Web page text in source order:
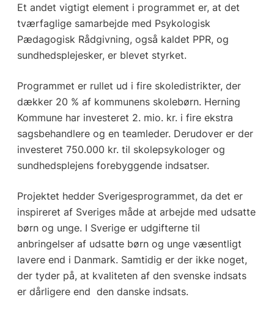
Et andet vigtigt element i programmet er, at det
tværfaglige samarbejde med Psykologisk
Pædagogisk Rådgivning, også kaldet PPR, og
sundhedsplejesker, er blevet styrket.
Programmet er rullet ud i fire skoledistrikter, der
dækker 20 % af kommunens skolebørn. Herning
Kommune har investeret 2. mio. kr. i fire ekstra
sagsbehandlere og en teamleder. Derudover er der
investeret 750.000 kr. til skolepsykologer og
sundhedsplejens forebyggende indsatser.
Projektet hedder Sverigesprogrammet, da det er
inspireret af Sveriges måde at arbejde med udsatte
børn og unge. I Sverige er udgifterne til
anbringelser af udsatte børn og unge væsentligt
lavere end i Danmark. Samtidig er der ikke noget,
der tyder på, at kvaliteten af den svenske indsats
er dårligere end den danske indsats.